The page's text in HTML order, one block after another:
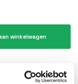
winkelwagen